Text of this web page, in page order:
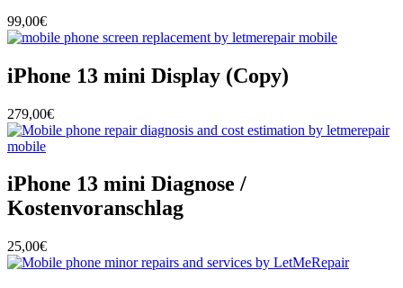
99,00€
iPhone 13 mini Display (Copy)
279,00€
iPhone 13 mini Diagnose /
Kostenvoranschlag
25,00€